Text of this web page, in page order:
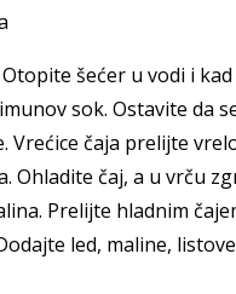
šećer u vodi i
sok. Ostavite da
Vrećice čaja prelijte
Ohladite čaj, a u vrču
Prelijte hladnim
led, maline,